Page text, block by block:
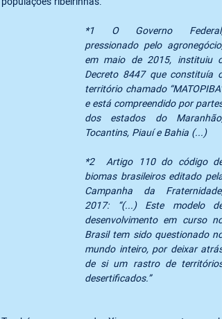
*1 O Governo Federal,
pressionado pelo agronegócio,
em maio de 2015, instituiu o
Decreto 8447 que constituía o
território chamado “MATOPIBA”
e está compreendido por partes
dos estados do Maranhão,
Tocantins, Piauí e Bahia (...)
*2  Artigo 110 do código de
biomas brasileiros editado pela
Campanha da Fraternidade,
2017: “(...) Este modelo de
desenvolvimento em curso no
Brasil tem sido questionado no
mundo inteiro, por deixar atrás
de si um rastro de territórios
desertificados.”